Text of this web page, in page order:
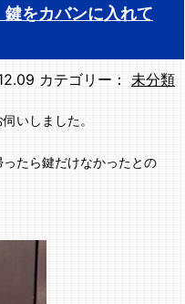
カバンに入れて
カテゴリー： 未分類
いしました。
たら鍵だけなかったとの